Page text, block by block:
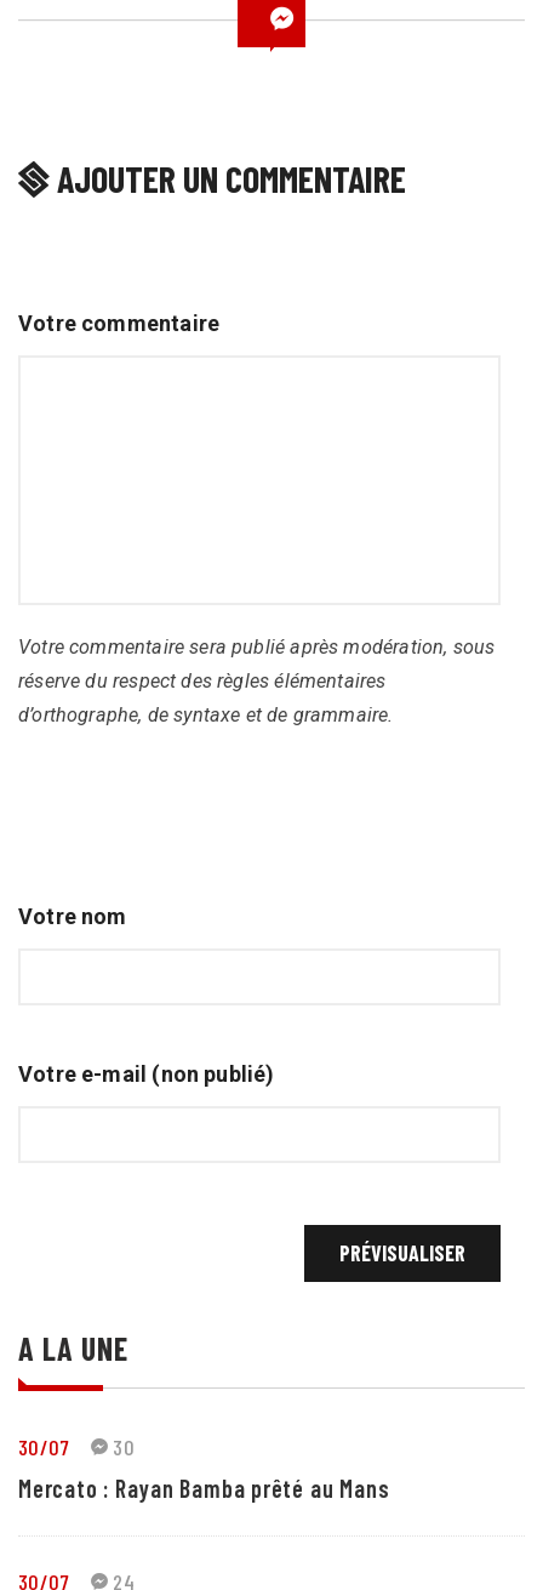
AJOUTER UN COMMENTAIRE
Votre commentaire
Votre commentaire sera publié après modération, sous
réserve du respect des règles élémentaires
d’orthographe, de syntaxe et de grammaire.
Votre nom
Votre e-mail (non publié)
A LA UNE
30/07 30
Mercato : Rayan Bamba prêté au Mans
30/07 24